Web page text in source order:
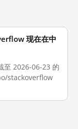
现在在中
至 2026-06-23 的
stackoverflow